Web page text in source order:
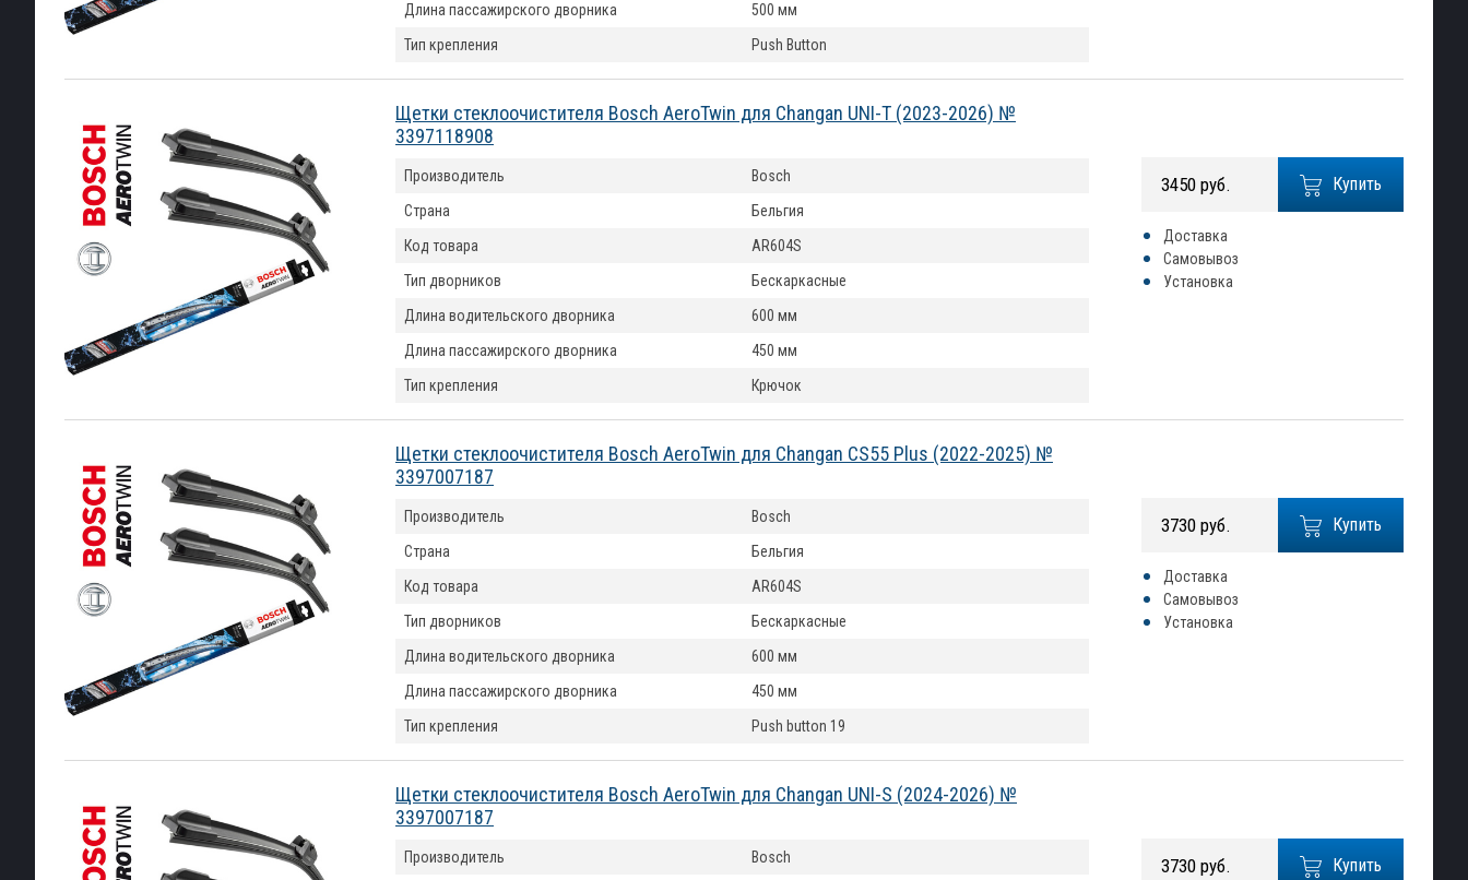
Длина пассажирского дворника
500 мм
Тип крепления
Push Button
Щетки стеклоочистителя Bosch AeroTwin для Changan UNI-T (2023-2026) №
3397118908
Купить
3450 руб.
Доставка
Самовывоз
Установка
Производитель
Bosch
Страна
Бельгия
Код товара
AR604S
Тип дворников
Бескаркасные
Длина водительского дворника
600 мм
Длина пассажирского дворника
450 мм
Тип крепления
Крючок
Щетки стеклоочистителя Bosch AeroTwin для Changan CS55 Plus (2022-2025) №
3397007187
Купить
3730 руб.
Доставка
Самовывоз
Установка
Производитель
Bosch
Страна
Бельгия
Код товара
AR604S
Тип дворников
Бескаркасные
Длина водительского дворника
600 мм
Длина пассажирского дворника
450 мм
Тип крепления
Push button 19
Щетки стеклоочистителя Bosch AeroTwin для Changan UNI-S (2024-2026) №
3397007187
Купить
3730 руб.
Производитель
Bosch